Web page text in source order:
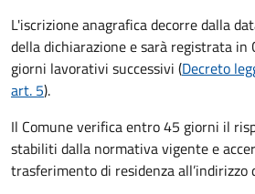
L'iscrizione anagrafica decorre dalla
della dichiarazione e sarà registrata in
giorni lavorativi successivi (Decreto
art. 5).
Il Comune verifica entro45 giorni il
stabiliti dalla normativa vigente e
trasferimento di residenza all’indirizzo